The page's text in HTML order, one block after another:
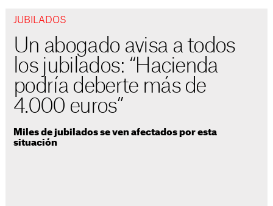
JUBILADOS
Un abogado avisa a todos
los jubilados: “Hacienda
podría deberte más de
4.000 euros”
Miles de jubilados se ven afectados por esta
situación